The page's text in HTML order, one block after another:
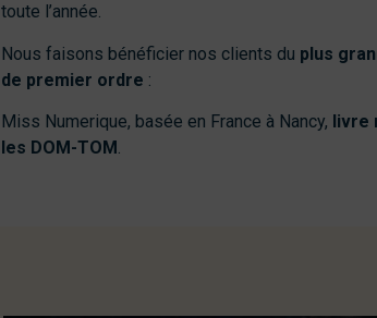
toute l’année.
Nous faisons bénéficier nos clients du plus
de premier ordre :
Miss Numerique, basée en France à Nancy, livre
les DOM-TOM.